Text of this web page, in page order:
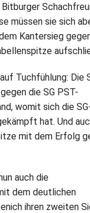
müssen sie sich
Kantersieg
Tuchfühlung: Die
die SG PST-
womit sich die
hat. Und
mit dem Erfolg
auch die
dem deutlichen
ihren zweiten